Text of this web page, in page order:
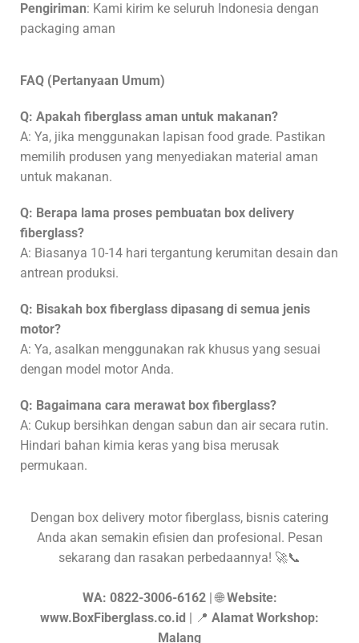
Pengiriman: Kami kirim ke seluruh Indonesia dengan
packaging aman
FAQ (Pertanyaan Umum)
Q: Apakah fiberglass aman untuk makanan?
A: Ya, jika menggunakan lapisan food grade. Pastikan
memilih produsen yang menyediakan material aman
untuk makanan.
Q: Berapa lama proses pembuatan box delivery
fiberglass?
A: Biasanya 10-14 hari tergantung kerumitan desain dan
antrean produksi.
Q: Bisakah box fiberglass dipasang di semua jenis
motor?
A: Ya, asalkan menggunakan rak khusus yang sesuai
dengan model motor Anda.
Q: Bagaimana cara merawat box fiberglass?
A: Cukup bersihkan dengan sabun dan air secara rutin.
Hindari bahan kimia keras yang bisa merusak
permukaan.
Dengan box delivery motor fiberglass, bisnis catering
Anda akan semakin efisien dan profesional. Pesan
sekarang dan rasakan perbedaannya! 🚀📞
WA: 0822-3006-6162 | 🌐Website:
www.BoxFiberglass.co.id | 📍 Alamat Workshop:
Malang